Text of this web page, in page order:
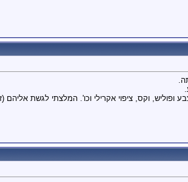
וקס, ציפוי אקרילי וכו'. המלצתי לגשת אליהם